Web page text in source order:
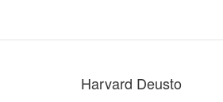
Harvard Deusto